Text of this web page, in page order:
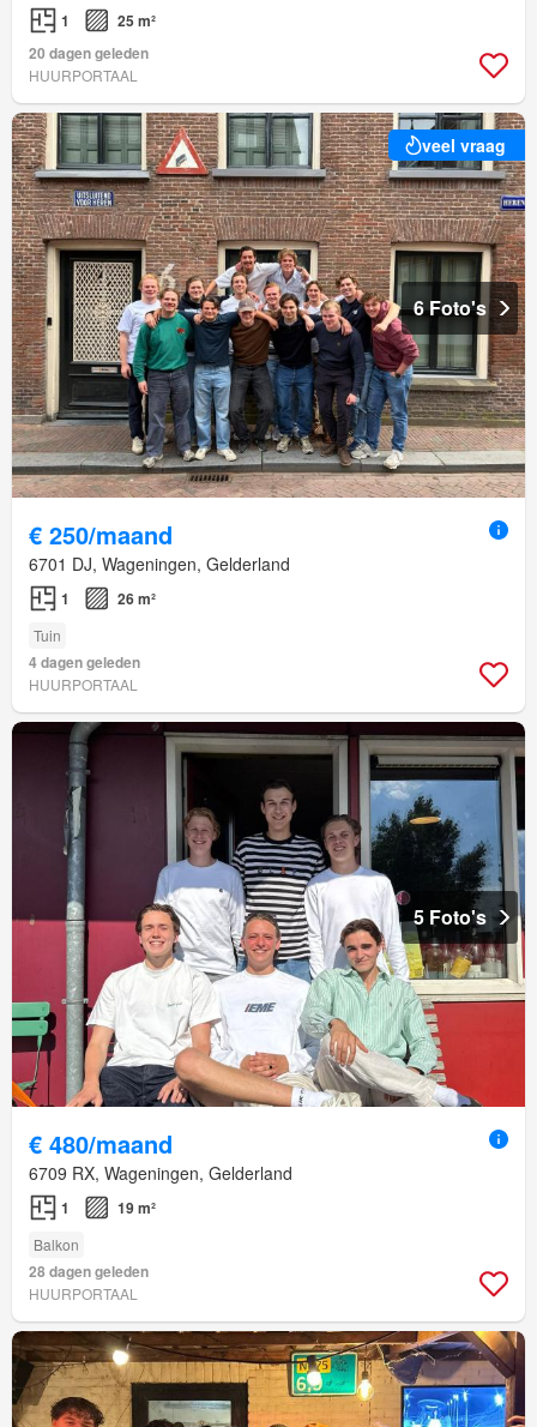
1
25 m²
20 dagen geleden
HUURPORTAAL
veel vraag
6 Foto's
€ 250/maand
6701 DJ, Wageningen, Gelderland
1 26 m²
Tuin
4 dagen geleden
HUURPORTAAL
5 Foto's
€ 480/maand
6709 RX, Wageningen, Gelderland
1 19 m²
Balkon
28 dagen geleden
HUURPORTAAL